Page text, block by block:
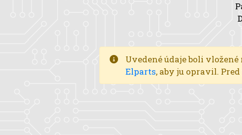
Uvedené údaje boli
Elparts, aby ju opravil.